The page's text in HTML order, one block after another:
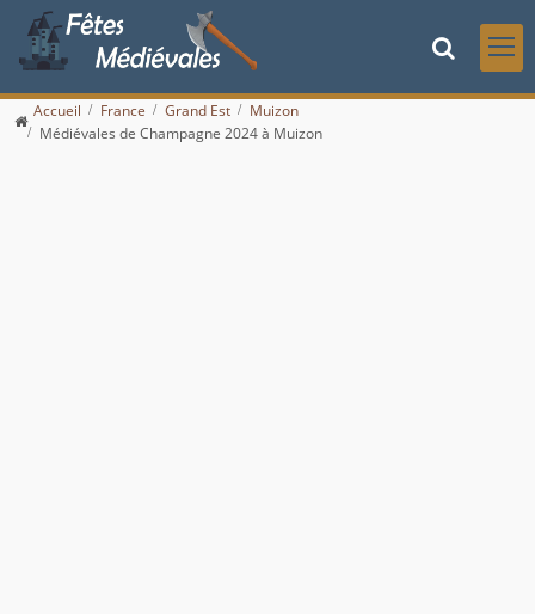
Accueil France Grand Est
Muizon
Médiévales de Champagne 2024 à Muizon